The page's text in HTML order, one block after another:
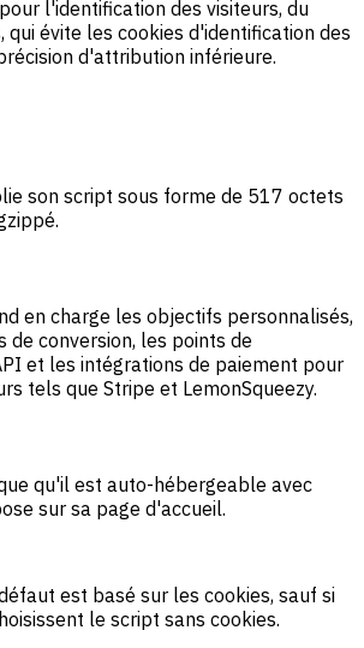
l'identification des visiteurs, du
qui évite les cookies d'identification des
d'attribution inférieure.
son script sous forme de 517 octets
en charge les objectifs personnalisés,
de conversion, les points de
et les intégrations de paiement pour
tels que Stripe et LemonSqueezy.
qu'il est auto-hébergeable avec
sur sa page d'accueil.
est basé sur les cookies, sauf si
le script sans cookies.